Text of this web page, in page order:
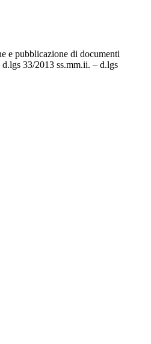
e pubblicazione di documenti
33/2013 ss.mm.ii. – d.lgs